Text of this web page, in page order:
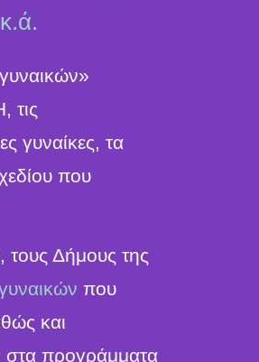
τις
γυναίκες, τα
που
τους Δήμους της
που
και
στα προγράμματα